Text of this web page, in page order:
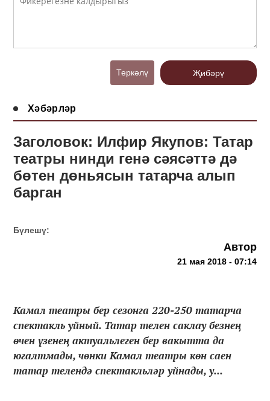
Теркәлү Җибәрү
Хәбәрләр
Заголовок: Илфир Якупов: Татар
театры нинди генә сәясәттә дә
бөтен дөньясын татарча алып
барган
Бүлешү:
Автор
21 мая 2018 - 07:14
Камал театры бер сезонга 220-250 татарча
спектакль уйный. Татар телен саклау безнең
өчен үзенең актуальлеген бер вакытта да
югалтмады, чөнки Камал театры көн саен
татар телендә спектакльләр уйнады, у...